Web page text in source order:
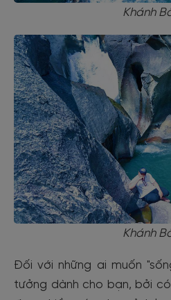
Khánh
Khánh
Đối với những ai muốn
tưởng dành cho bạn, bởi